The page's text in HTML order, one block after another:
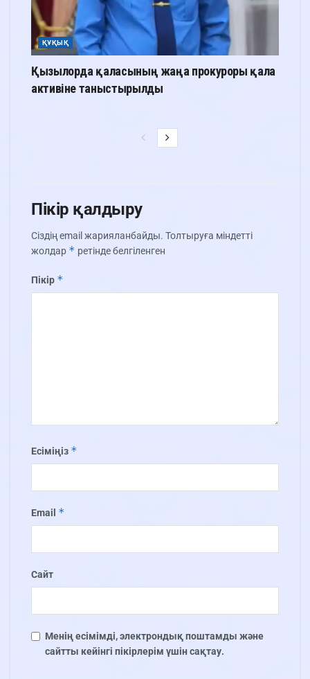
ҚҰҚЫҚ
Қызылорда қаласының жаңа прокуроры қала
активіне таныстырылды
Пікір қалдыру
Сіздің email жарияланбайды. Толтыруға міндетті
жолдар * ретінде белгіленген
Пікір *
Есіміңіз *
Email *
Сайт
Менің есімімді, электрондық поштамды және
сайтты кейінгі пікірлерім үшін сақтау.